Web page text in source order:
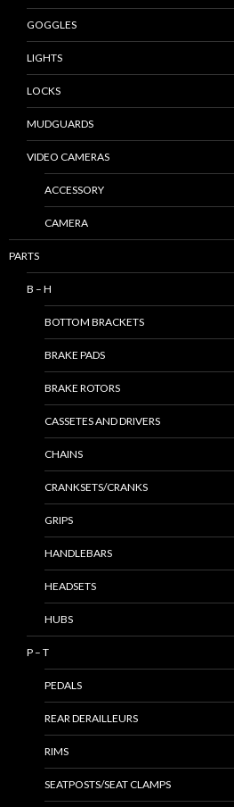
GOGGLES
LIGHTS
LOCKS
MUDGUARDS
VIDEO CAMERAS
ACCESSORY
CAMERA
PARTS
B – H
BOTTOM BRACKETS
BRAKE PADS
BRAKE ROTORS
CASSETES AND DRIVERS
CHAINS
CRANKSETS/CRANKS
GRIPS
HANDLEBARS
HEADSETS
HUBS
P – T
PEDALS
REAR DERAILLEURS
RIMS
SEATPOSTS/SEAT CLAMPS